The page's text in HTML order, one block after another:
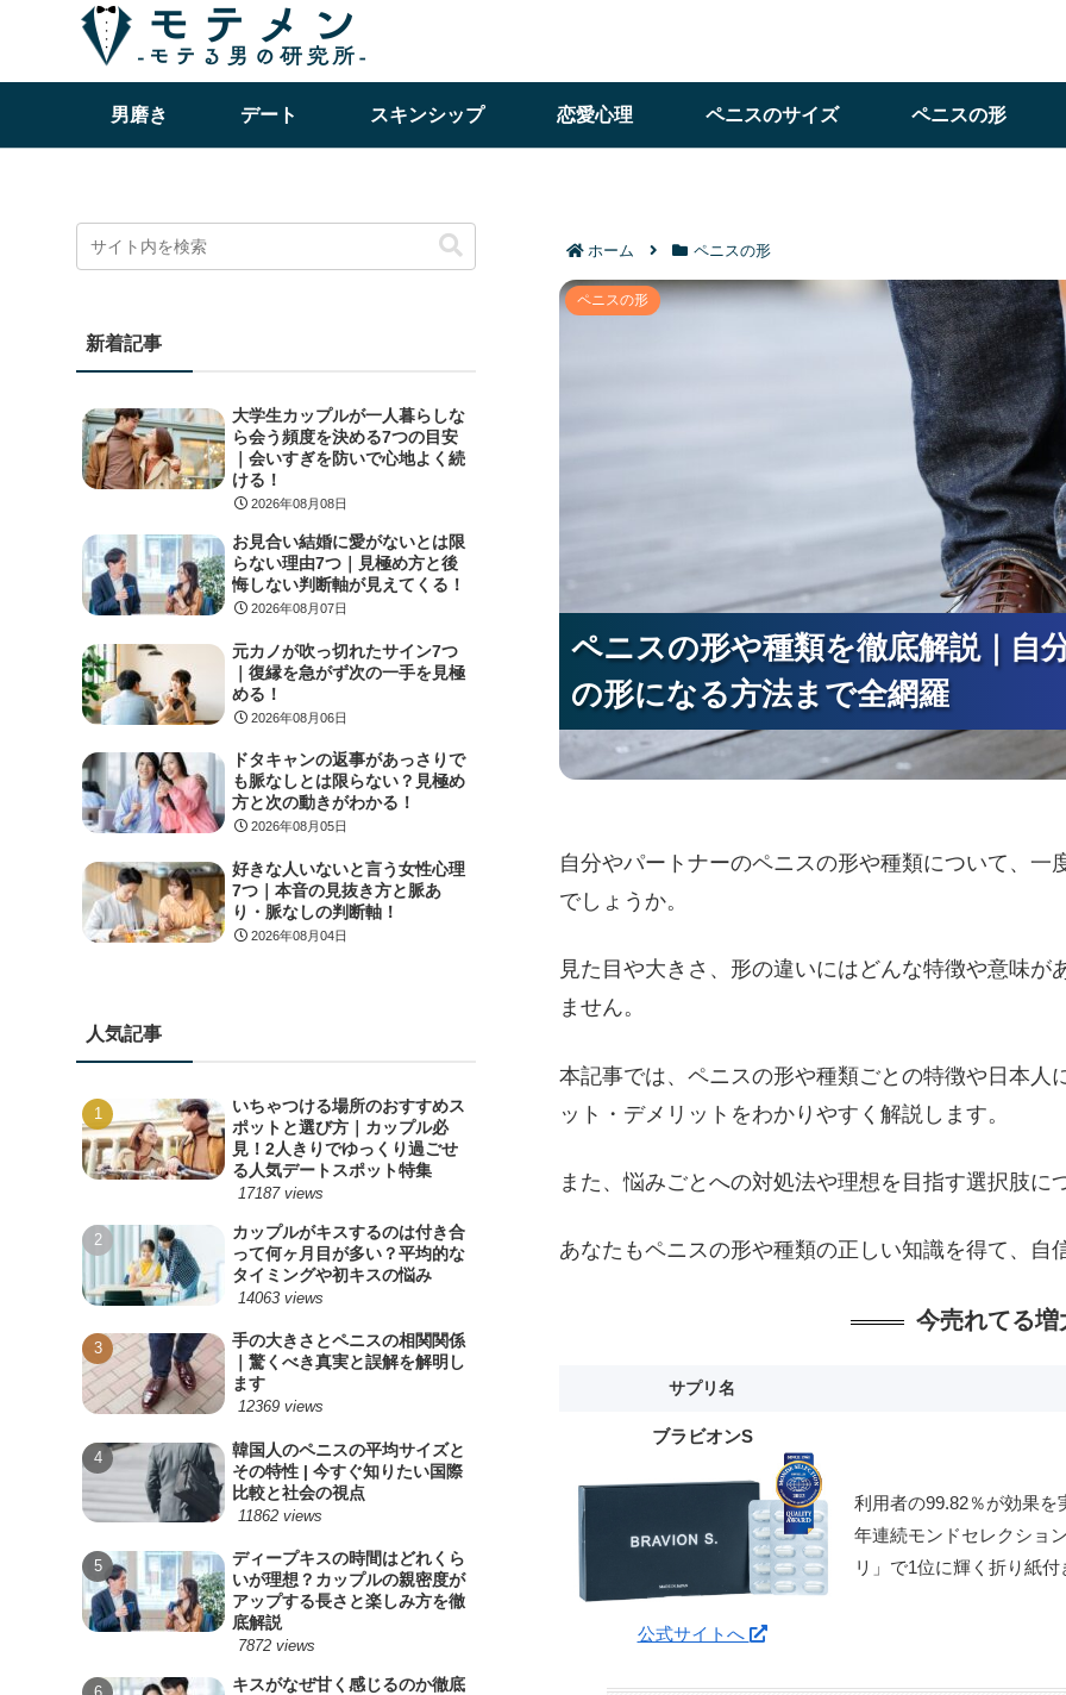
男磨き デート スキンシップ 恋愛心理 ペニスのサイズ ペニスの形
ホーム ペニスの形
ペニスの形や種類を徹底解説｜自分に合った特
ペニスの形や種類を徹底解説｜自
の形になる方法まで全網羅
ペニスの形や種類を徹底解説｜自
の形になる方法まで全網羅
ペニスの形や種類を徹底解説｜自
の形になる方法まで全網羅
ペニスの形
自分やパートナーのペニスの形や種類について、
でしょうか。
見た目や大きさ、形の違いにはどんな特徴や意味
ません。
本記事では、ペニスの形や種類ごとの特徴や日本
ット・デメリットをわかりやすく解説します。
また、悩みごとへの対処法や理想を目指す選択肢に
あなたもペニスの形や種類の正しい知識を得て、自
今売れてる増
サプリ名
ブラビオンS
公式サイトへ
利用者の99.82％が効果
年連続モンドセレクショ
リ」で1位に輝く折り紙
新着記事
大学生カップルが一人暮らしな
ら会う頻度を決める7つの目安
｜会いすぎを防いで心地よく続
ける！
2026年08月08日
お見合い結婚に愛がないとは限
らない理由7つ｜見極め方と後
悔しない判断軸が見えてくる！
2026年08月07日
元カノが吹っ切れたサイン7つ
｜復縁を急がず次の一手を見極
める！
2026年08月06日
ドタキャンの返事があっさりで
も脈なしとは限らない？見極め
方と次の動きがわかる！
2026年08月05日
好きな人いないと言う女性心理
7つ｜本音の見抜き方と脈あ
り・脈なしの判断軸！
2026年08月04日
人気記事
いちゃつける場所のおすすめス
ポットと選び方｜カップル必
見！2人きりでゆっくり過ごせ
る人気デートスポット特集
17187 views
カップルがキスするのは付き合
って何ヶ月目が多い？平均的な
タイミングや初キスの悩み
14063 views
手の大きさとペニスの相関関係
｜驚くべき真実と誤解を解明し
ます
12369 views
韓国人のペニスの平均サイズと
その特性 | 今すぐ知りたい国際
比較と社会の視点
11862 views
ディープキスの時間はどれくら
いが理想？カップルの親密度が
アップする長さと楽しみ方を徹
底解説
7872 views
キスがなぜ甘く感じるのか徹底